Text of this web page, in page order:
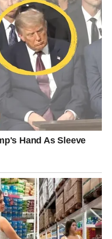
pozitivni pomaci.
projekt, dobiti priznanje
donijeti nove
posla, zvijezde vam
prema novim izazovima.
ćete bolje organizirati
pronaći dodatni izvor
u narednim
pozitivan utjecaj na
lijep period.
osobu koja će ih
potrebe da žurite –
tokom.